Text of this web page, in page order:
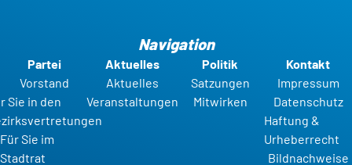
Navigation
Partei
Vorstand
Sie in den
Für Sie im
Stadtrat
Aktuelles
Aktuelles
Veranstaltungen
Politik
Satzungen
Mitwirken
Kontakt
Impressum
Datenschutz
Haftung &
Urheberrecht
Bildnachweise